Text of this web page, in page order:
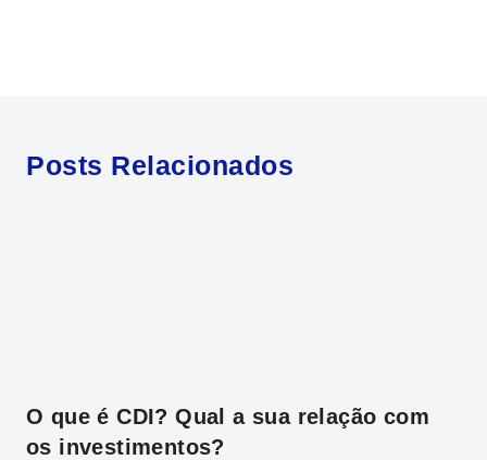
Posts Relacionados
O que é CDI? Qual a sua relação com
os investimentos?